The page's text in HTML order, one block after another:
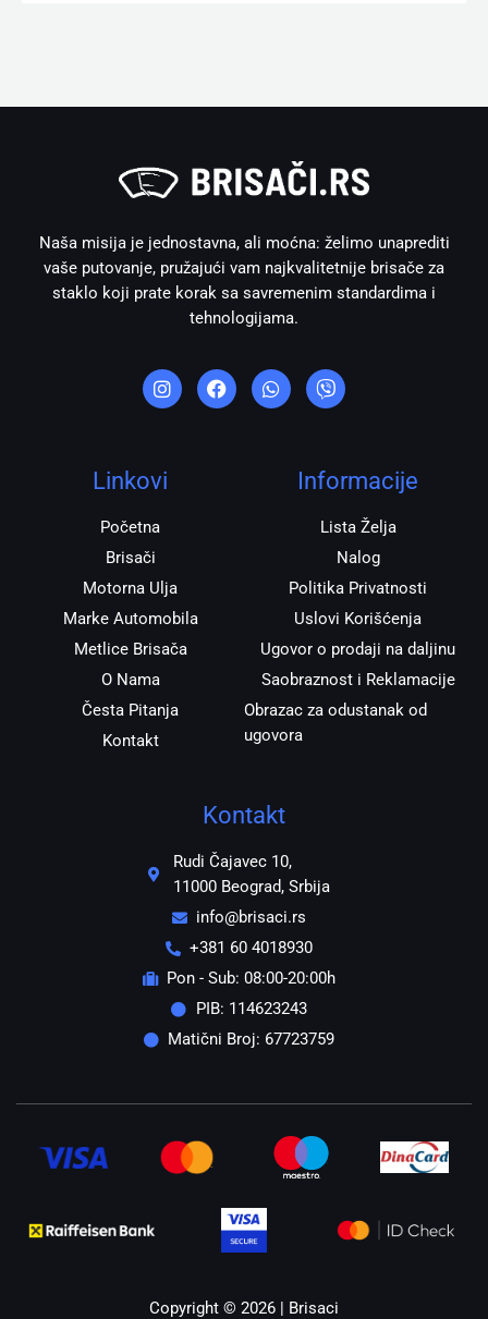
Naša misija je jednostavna, ali moćna: želimo unaprediti
vaše putovanje, pružajući vam najkvalitetnije brisače za
staklo koji prate korak sa savremenim standardima i
tehnologijama.
n
s
t
r
a
a
c
e
h
a
t
i
b
e
Linkovi
Početna
Brisači
Motorna Ulja
Marke Automobila
Metlice Brisača
O Nama
Česta Pitanja
Kontakt
Informacije
Lista Želja
Nalog
Politika Privatnosti
Uslovi Korišćenja
Ugovor o prodaji na daljinu
Saobraznost i Reklamacije
Obrazac za odustanak od
ugovora
Kontakt
Rudi Čajavec 10,
11000 Beograd, Srbija
info@brisaci.rs
+381 60 4018930
Pon - Sub: 08:00-20:00h
PIB: 114623243
Matični Broj: 67723759
Copyright © 2026 | Brisaci